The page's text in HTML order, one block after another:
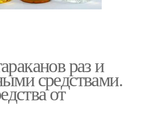
раз и
средствами.
от